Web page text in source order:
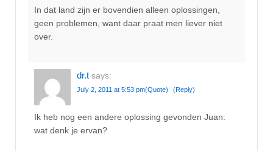
In dat land zijn er bovendien alleen oplossingen,
geen problemen, want daar praat men liever niet
over.
dr.t says:
July 2, 2011 at 5:53 pm(Quote) (Reply)
Ik heb nog een andere oplossing gevonden Juan:
wat denk je ervan?